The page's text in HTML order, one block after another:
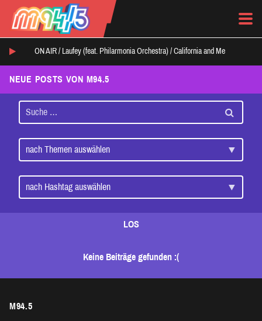
ON AIR / Laufey (feat. Philarmonia Orchestra) / California and Me
NEUE POSTS VON M94.5
LOS
Keine Beiträge gefunden :(
M94.5